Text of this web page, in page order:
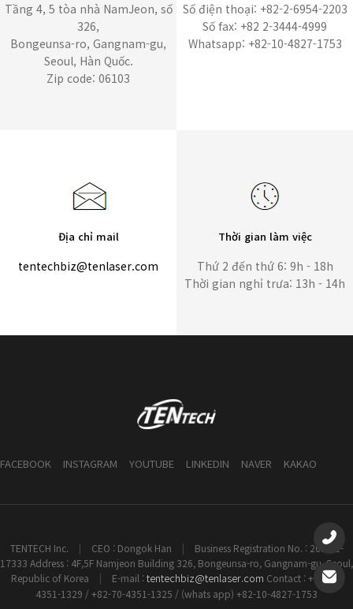
Tầng 4, 5 tòa nhà NamJeon, số
326,
Bongeunsa-ro, Gangnam-gu,
Seoul, Hàn Quốc.
Zip code: 06103
Số điện thoại: +82-2-6954-2203
Số fax: +82 2-3444-4999
Whatsapp: +82-10-4827-1753
Địa chỉ mail
tentechbiz@tenlaser.com
Thời gian làm việc
Thứ 2 đến thứ 6: 9h - 18h
Thời gian nghỉ trưa: 13h - 14h
FACEBOOK INSTAGRAM YOUTUBE LINKEDIN NAVER KAKAO
TENTECH Inc. | CEO : Dongok Han |
Business Registration No. : 261-81-
17333 Address : 4F,5F Namjeon Building 326, Bongeunsa-ro, Gangnam-gu, Seoul,
Republic of Korea
| E-mail :tentechbiz@tenlaser.com Contact : +82-70-
4351-1329 / +82-70-4351-1325 / (whats app) +82-10-4827-1753